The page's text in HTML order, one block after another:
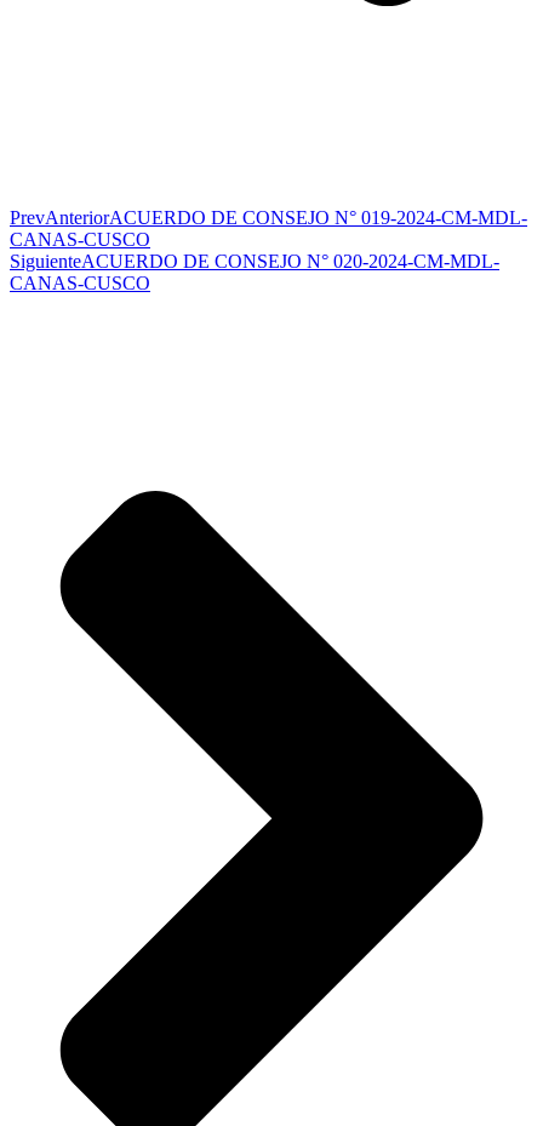
PrevAnteriorACUERDO DE CONSEJO N° 019-2024-CM-MDL-
CANAS-CUSCO
SiguienteACUERDO DE CONSEJO N° 020-2024-CM-MDL-
CANAS-CUSCO